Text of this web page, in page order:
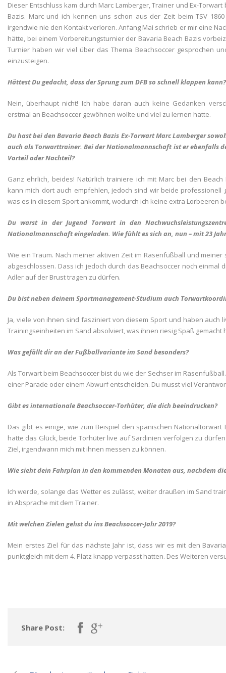
Dieser Entschluss kam durch Marc Lamberger, Trainer und Ex-
Bazis. Marc und ich kennen uns schon aus der Zeit beim TSV
irgendwie nie den Kontakt verloren. Anfang Mai schrieb er mir eine
hätte, bei einem Vorbereitungsturnier der Bavaria Beach Bazis
Turnier haben wir viel über das Thema Beachsoccer gesprochen
einzusteigen.
Hättest Du gedacht, dass der Sprung zum DFB so schnell klappen kann?
Nein, überhaupt nicht! Ich habe daran auch keine Gedanken
erstmal an Beachsoccer gewöhnen wollte und viel zu lernen hatte.
Du hast bei den Bavaria Beach Bazis Ex-Torwart Marc Lamberger
auch als Torwarttrainer. Bei der Nationalmannschaft ist er ebenfalls
Vorteil oder Nachteil?
Ganz ehrlich, beides! Natürlich trainiere ich mit Marc bei den
kann mich dort auch empfehlen, jedoch sind wir beide professionell
was es in diesem Sport ankommt, wodurch ich keine extra Lorbeeren
Du warst in der Jugend Torwart in den
Nationalmannschaft eingeladen. Wie fühlt es sich an, nun – mit 23
Wie ein Traum. Nach meiner aktiven Zeit im Rasenfußball und
abgeschlossen. Dass ich jedoch durch das Beachsoccer noch
Adler auf der Brust tragen zu dürfen.
Du bist neben deinem Sportmanagement-Studium auch
Ja, viele von ihnen sind fasziniert von diesem Sport und haben
Trainingseinheiten im Sand absolviert, was ihnen riesig Spaß gemacht
Was gefällt dir an der Fußballvariante im Sand besonders?
Als Torwart beim Beachsoccer bist du wie der Sechser im
einer Parade oder einem Abwurf entscheiden. Du musst viel
Gibt es internationale Beachsoccer-Torhüter, die dich beeindrucken?
Das gibt es einige, wie zum Beispiel den spanischen
hatte das Glück, beide Torhüter live auf Sardinien verfolgen zu
Ziel, irgendwann mich mit ihnen messen zu können.
Wie sieht dein Fahrplan in den kommenden Monaten aus, nachdem
Ich werde, solange das Wetter es zulässt, weiter draußen im Sand
in Absprache mit dem Trainer.
Mit welchen Zielen gehst du ins Beachsoccer-Jahr 2019?
Mein erstes Ziel für das nächste Jahr ist, dass wir es mit den
punktgleich mit dem 4. Platz knapp verpasst hatten. Des Weiteren
Share Post: